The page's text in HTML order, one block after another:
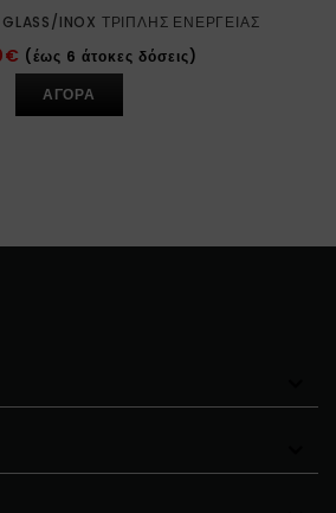
GLASS/INOX ΤΡΙΠΛΉΣ ΕΝΈΡΓΕΙΑΣ
€ (έως 6 άτοκες δόσεις)
ΑΓΟΡΑ